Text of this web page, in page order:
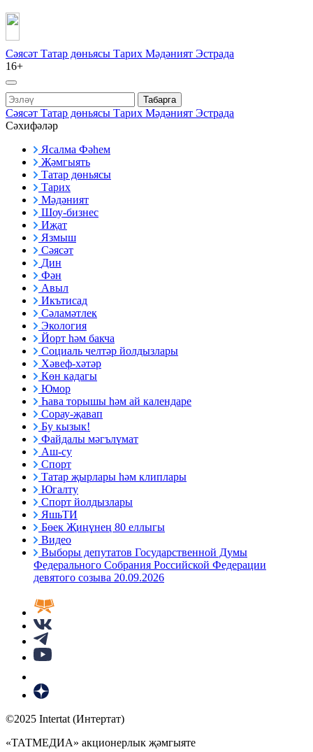
Сәясәт Татар дөньясы Тарих Мәдәният Эстрада
16+
Табарга
Сәясәт Татар дөньясы Тарих Мәдәният Эстрада
Сәхифәләр
Ясалма Фәһем
Җәмгыять
Татар дөньясы
Тарих
Мәдәният
Шоу-бизнес
Иҗат
Язмыш
Сәясәт
Дин
Фән
Авыл
Икътисад
Сәламәтлек
Экология
Йорт һәм бакча
Социаль челтәр йолдызлары
Хәвеф-хәтәр
Көн кадагы
Юмор
Һава торышы һәм ай календаре
Сорау-җавап
Бу кызык!
Файдалы мәгълүмат
Аш-су
Спорт
Татар җырлары һәм клиплары
Югалту
Спорт йолдызлары
ЯшьТИ
Бөек Җиңүнең 80 еллыгы
Видео
Выборы депутатов Государственной Думы
Федерального Собрания Российской Федерации
девятого созыва 20.09.2026
©2025 Intertat (Интертат)
«ТАТМЕДИА» акционерлык җәмгыяте